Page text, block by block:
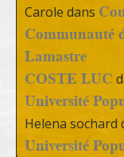
Carole dans
Communauté
Lamastre
COSTE LUC
Université
Helena sochard
Université